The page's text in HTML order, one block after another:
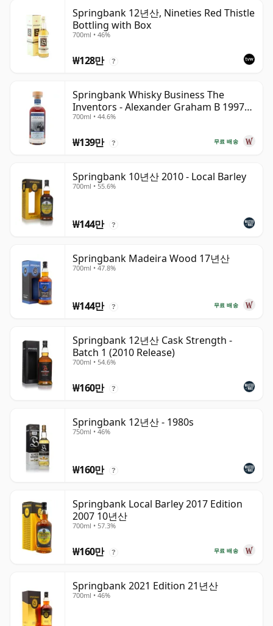
Springbank 12년산, Nineties Red Thistle
Bottling with Box
700ml • 46%
₩128만 ?
Springbank Whisky Business The
Inventors - Alexander Graham B 1997
28년산
700ml • 44.6%
무료 배송
₩139만 ?
Springbank 10년산 2010 - Local Barley
700ml • 55.6%
₩144만 ?
Springbank Madeira Wood 17년산
700ml • 47.8%
무료 배송
₩144만 ?
Springbank 12년산 Cask Strength -
Batch 1 (2010 Release)
700ml • 54.6%
₩160만 ?
Springbank 12년산 - 1980s
750ml • 46%
₩160만 ?
Springbank Local Barley 2017 Edition
2007 10년산
700ml • 57.3%
무료 배송
₩160만 ?
Springbank 2021 Edition 21년산
700ml • 46%